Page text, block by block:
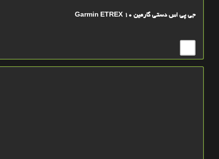
جی پی اس دستی گارمین Garmin ETREX 10